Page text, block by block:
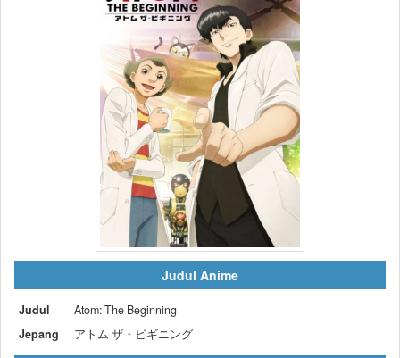
Judul Anime
Judul
Atom: The Beginning
Jepang
アトム ザ・ビギニング